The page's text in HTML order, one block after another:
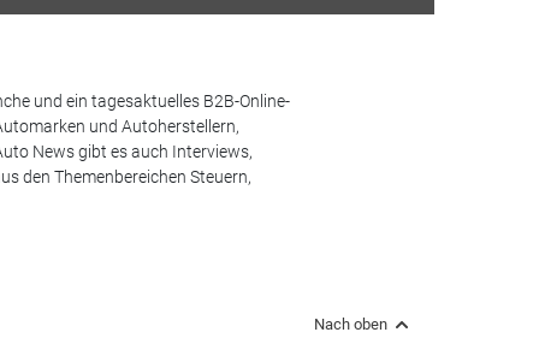
und ein tagesaktuelles B2B-Online-
und Autoherstellern,
News gibt es auch Interviews,
den Themenbereichen Steuern,
Nach oben